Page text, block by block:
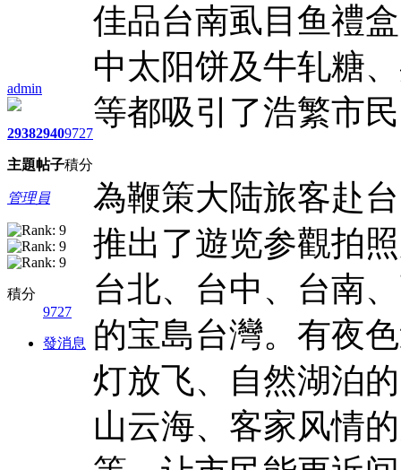
admin
2938
主題
2940
帖子
9727
積分
管理員
積分
9727
發消息
佳品台南虱目鱼禮
中太阳饼及牛轧糖
等都吸引了浩繁市
為鞭策大陆旅客赴
推出了遊览参觀拍
台北、台中、台南
的宝島台灣。有夜
灯放飞、自然湖泊
山云海、客家风情